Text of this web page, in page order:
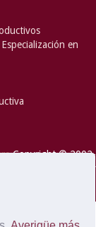
en
Copyright © 2002-
mantenida y